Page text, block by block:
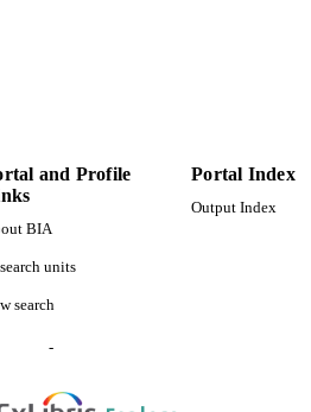
E
and Profile
BIA
units
search
Portal Index
Output Index
-